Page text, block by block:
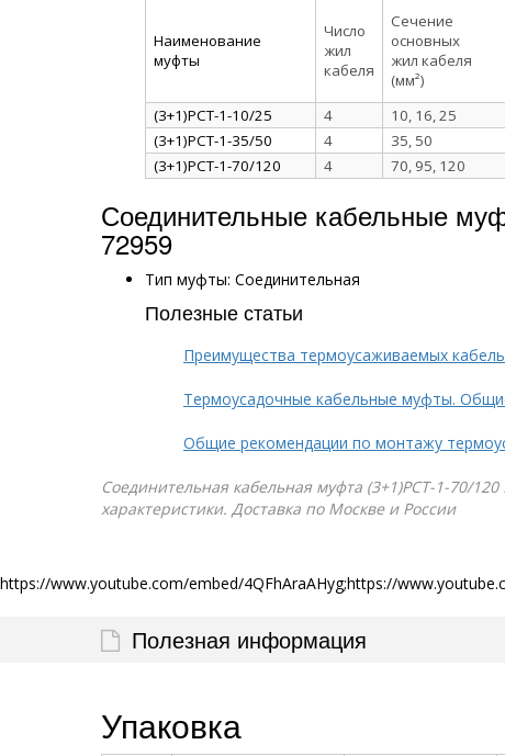
Наименование
муфты
Число
жил
кабеля
Сечение
основных
жил кабеля
(мм²)
(3+1)РСТ-1-10/25
4 10, 16, 25
(3+1)РСТ-1-35/50
4 35, 50
(3+1)РСТ-1-70/120
4 70, 95, 120
Соединительные кабельные
72959
Тип муфты: Соединительная
Полезные статьи
Преимущества термоусаживаемых
Термоусадочные кабельные муфты.
Общие рекомендации по монтажу
Соединительная кабельная муфта (3+1)РСТ-1-70/
характеристики. Доставка по Москве и России
https://www.youtube.com/embed/4QFhAraAHyg;https://
Полезная информация
Упаковка